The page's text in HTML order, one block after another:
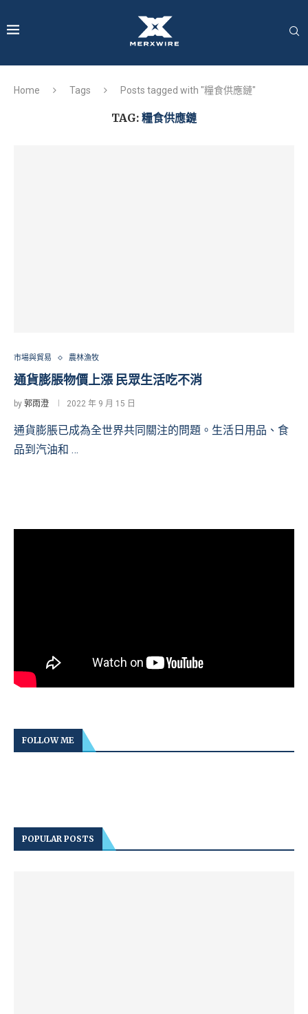
Home Tags Posts tagged with "糧食供應鏈"
TAG: 糧食供應鏈
市場與貿易 農林漁牧
通貨膨脹物價上漲 民眾生活吃不消
by 郭雨澄 2022 年 9 月 15 日
通貨膨脹已成為全世界共同關注的問題。生活日用品、食
品到汽油和 …
FOLLOW ME
POPULAR POSTS